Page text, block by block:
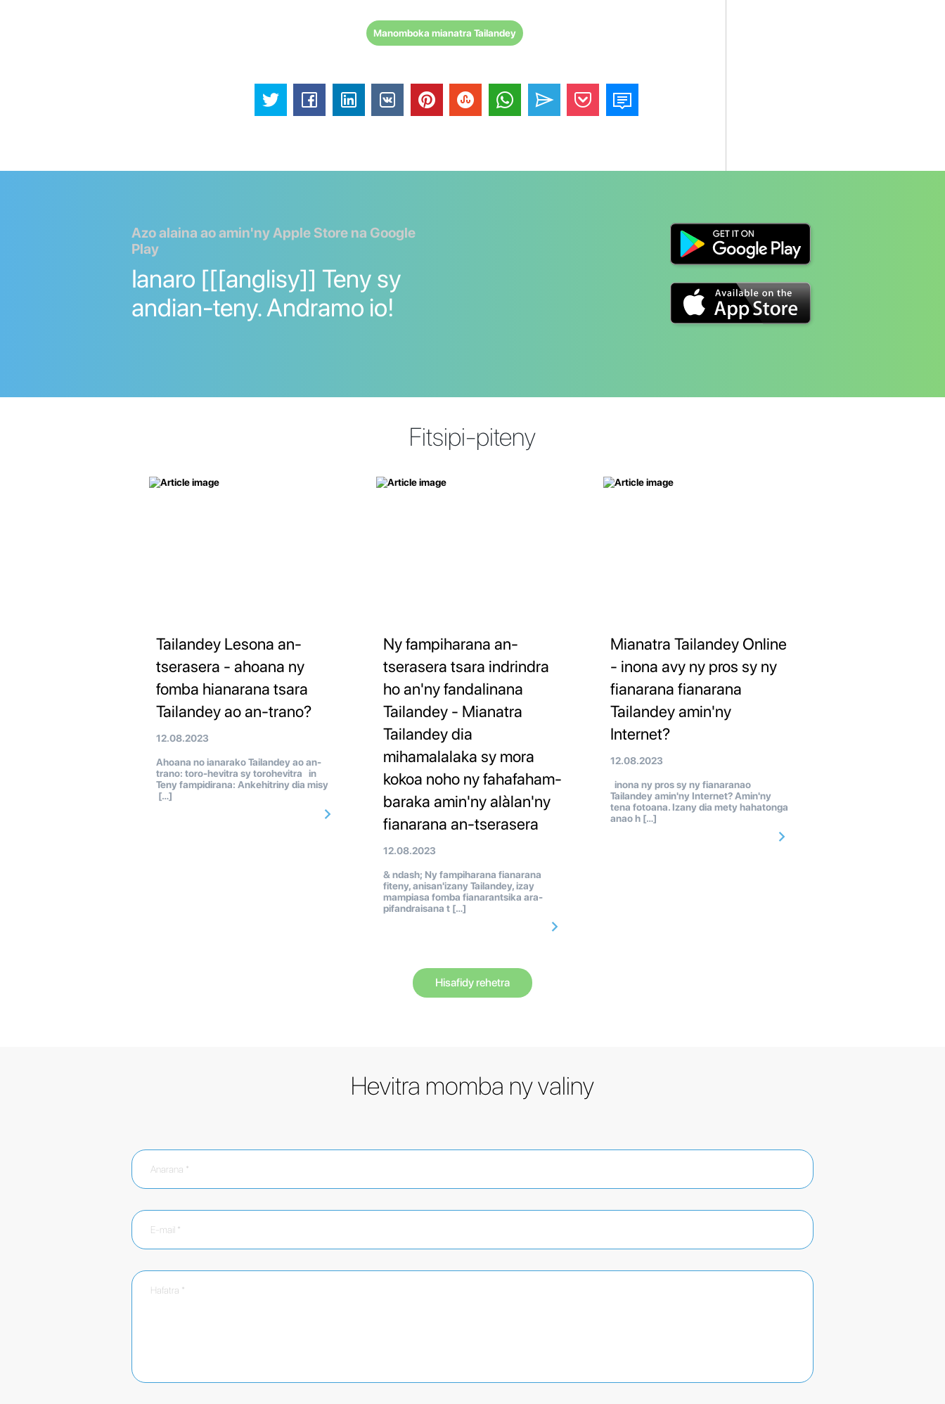
Manomboka mianatra Tailandey
Azo alaina ao amin'ny Apple Store na Google
Play
Ianaro [[[anglisy]] Teny sy
andian-teny. Andramo io!
Fitsipi-piteny
Tailandey Lesona an-
tserasera - ahoana ny
fomba hianarana tsara
Tailandey ao an-trano?
12.08.2023
Ahoana no ianarako Tailandey ao an-
trano: toro-hevitra sy torohevitra in
Teny fampidirana: Ankehitriny dia misy
[…]
Ny fampiharana an-
tserasera tsara indrindra
ho an'ny fandalinana
Tailandey - Mianatra
Tailandey dia
mihamalalaka sy mora
kokoa noho ny fahafaham-
baraka amin'ny alàlan'ny
fianarana an-tserasera
12.08.2023
& ndash; Ny fampiharana fianarana
fiteny, anisan'izany Tailandey, izay
mampiasa fomba fianarantsika ara-
pifandraisana t […]
Mianatra Tailandey Online
- inona avy ny pros sy ny
fianarana fianarana
Tailandey amin'ny
Internet?
12.08.2023
inona ny pros sy ny fianaranao
Tailandey amin'ny Internet? Amin'ny
tena fotoana. Izany dia mety hahatonga
anao h […]
Hisafidy rehetra
Hevitra momba ny valiny